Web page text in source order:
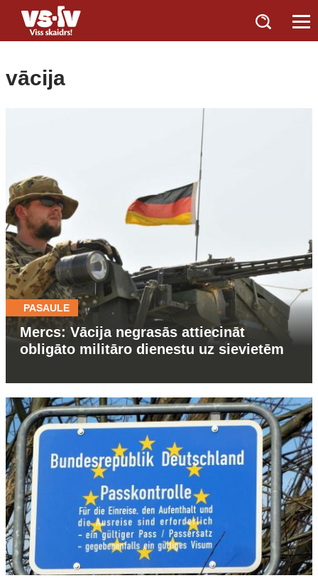
vācija
PASAULE
Mercs: Vācija negrasās attiecināt
obligāto militāro dienestu uz sievietēm